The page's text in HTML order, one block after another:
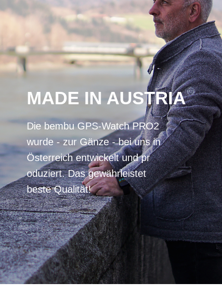
MADE IN AUSTRIA
D​ie bembu GPS-Watch PRO2
wurde - zur Gänze - bei uns in
Österreich entwickelt und pr​​
oduziert. Das gewährleistet
beste Qualität!